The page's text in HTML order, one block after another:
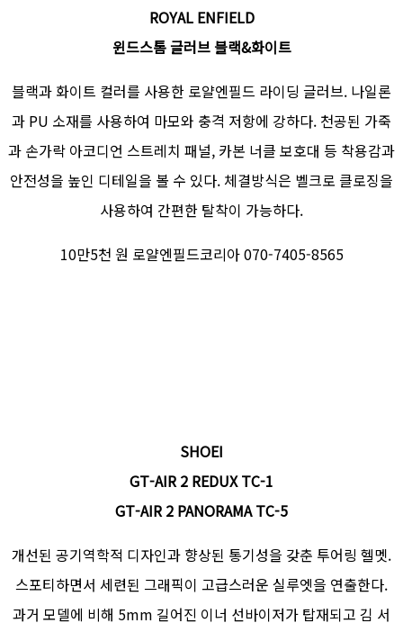
ROYAL ENFIELD
윈드스톰 글러브 블랙&화이트
블랙과 화이트 컬러를 사용한 로얄엔필드 라이딩 글러브. 나일론
과 PU 소재를 사용하여 마모와 충격 저항에 강하다. 천공된 가죽
과 손가락 아코디언 스트레치 패널, 카본 너클 보호대 등 착용감과
안전성을 높인 디테일을 볼 수 있다. 체결방식은 벨크로 클로징을
사용하여 간편한 탈착이 가능하다.
10만5천 원 로얄엔필드코리아 070-7405-8565
SHOEI
GT-AIR 2 REDUX TC-1
GT-AIR 2 PANORAMA TC-5
개선된 공기역학적 디자인과 향상된 통기성을 갖춘 투어링 헬멧.
스포티하면서 세련된 그래픽이 고급스러운 실루엣을 연출한다.
과거 모델에 비해 5mm 길어진 이너 선바이저가 탑재되고 김 서